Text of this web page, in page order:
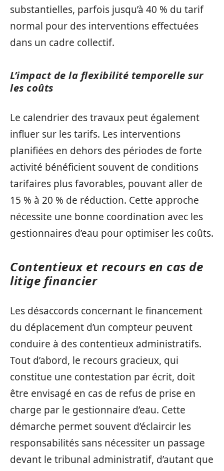
substantielles, parfois jusqu’à 40 % du tarif
normal pour des interventions effectuées
dans un cadre collectif.
L’impact de la flexibilité temporelle sur
les coûts
Le calendrier des travaux peut également
influer sur les tarifs. Les interventions
planifiées en dehors des périodes de forte
activité bénéficient souvent de conditions
tarifaires plus favorables, pouvant aller de
15 % à 20 % de réduction. Cette approche
nécessite une bonne coordination avec les
gestionnaires d’eau pour optimiser les coûts.
Contentieux et recours en cas de
litige financier
Les désaccords concernant le financement
du déplacement d’un compteur peuvent
conduire à des contentieux administratifs.
Tout d’abord, le recours gracieux, qui
constitue une contestation par écrit, doit
être envisagé en cas de refus de prise en
charge par le gestionnaire d’eau. Cette
démarche permet souvent d’éclaircir les
responsabilités sans nécessiter un passage
devant le tribunal administratif, d’autant que